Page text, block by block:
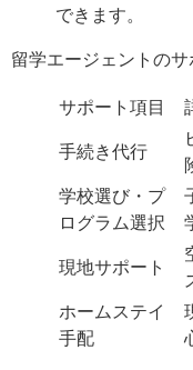
できます。
留学エージェントの
サポート項目
手続き代行
学校選び・プ
ログラム選択
現地サポート
ホームステイ
手配